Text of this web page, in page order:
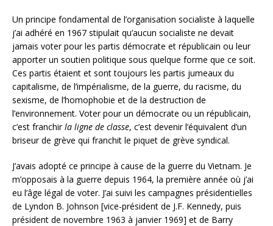
Un principe fondamental de l’organisation socialiste à laquelle
j’ai adhéré en 1967 stipulait qu’aucun socialiste ne devait
jamais voter pour les partis démocrate et républicain ou leur
apporter un soutien politique sous quelque forme que ce soit.
Ces partis étaient et sont toujours les partis jumeaux du
capitalisme, de l’impérialisme, de la guerre, du racisme, du
sexisme, de l’homophobie et de la destruction de
l’environnement. Voter pour un démocrate ou un républicain,
c’est franchirla ligne de classe, c’est devenir l’équivalent d’un
briseur de grève qui franchit le piquet de grève syndical.
J’avais adopté ce principe à cause de la guerre du Vietnam. Je
m’opposais à la guerre depuis 1964, la première année où j’ai
eu l’âge légal de voter. J’ai suivi les campagnes présidentielles
de Lyndon B. Johnson [vice-président de J.F. Kennedy, puis
président de novembre 1963 à janvier 1969] et de Barry